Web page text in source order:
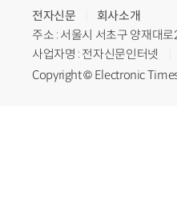
전자신문
회사소개
주소 : 서울시 서초구 양재대
사업자명 : 전자신문인터넷
Copyright © Electronic